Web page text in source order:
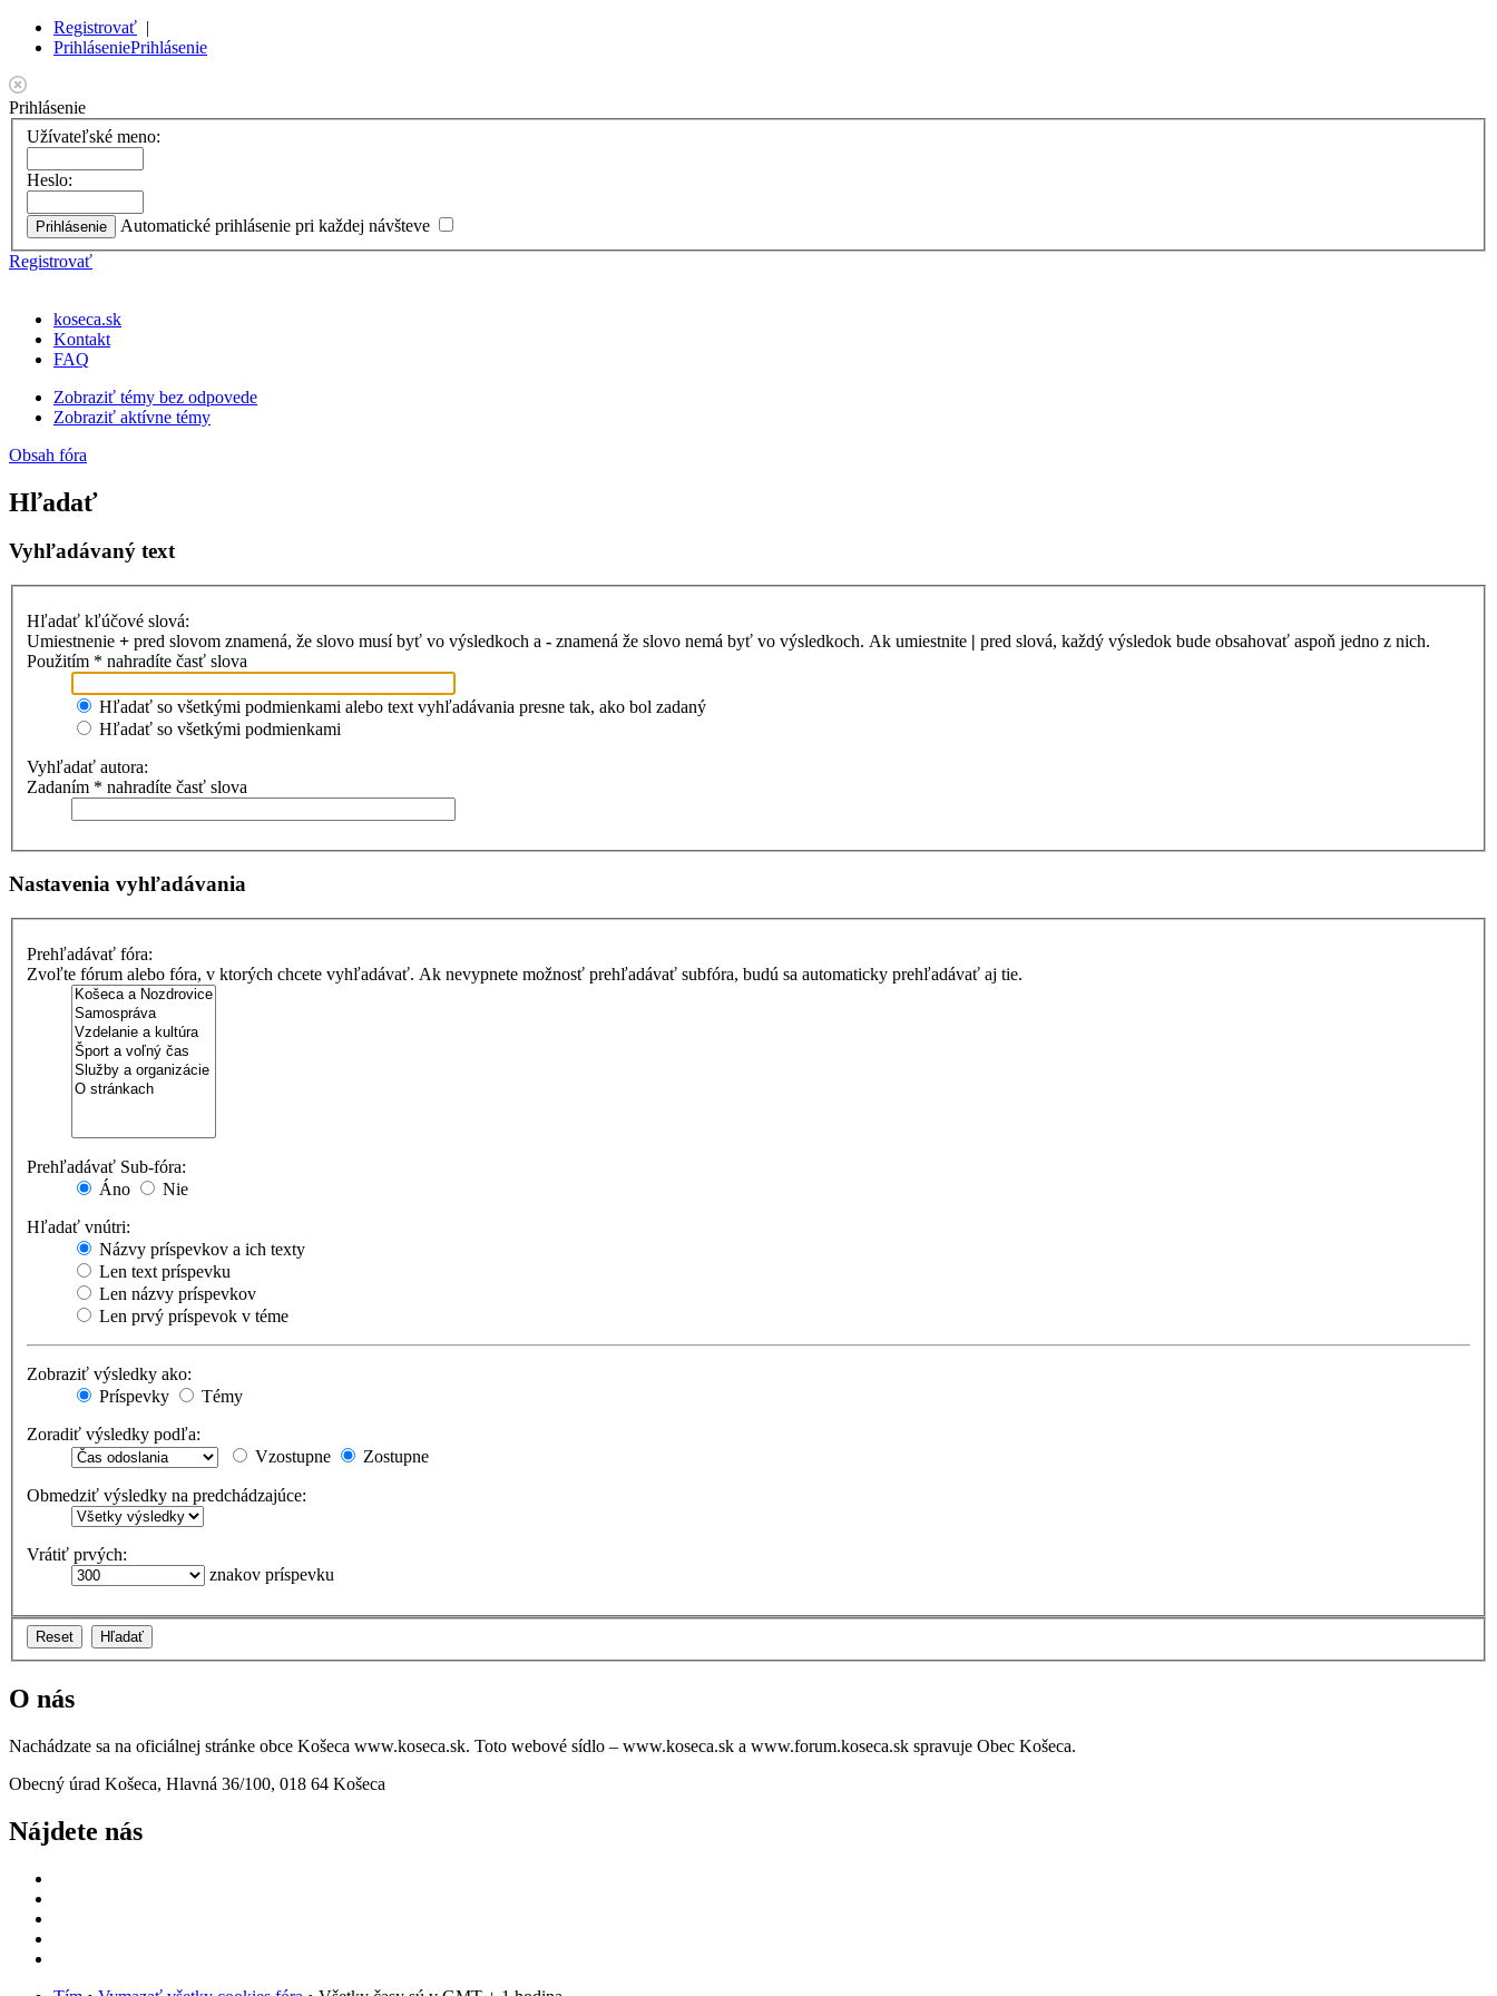
Registrovať |
PrihláseniePrihlásenie
Prihlásenie
Užívateľské meno:
Heslo:
Automatické prihlásenie pri každej návšteve
Registrovať
koseca.sk
Kontakt
FAQ
Zobraziť témy bez odpovede
Zobraziť aktívne témy
Obsah fóra
Hľadať
Vyhľadávaný text
Hľadať kľúčové slová:
Umiestnenie + pred slovom znamená, že slovo musí byť vo výsledkoch a - znamená že slovo nemá byť vo výsledkoch. Ak umiestnite | pred slová, každý výsledok bude obsahovať aspoň jedno z nich.
Použitím * nahradíte časť slova
Hľadať so všetkými podmienkami alebo text vyhľadávania presne tak, ako bol zadaný
Hľadať so všetkými podmienkami
Vyhľadať autora:
Zadaním * nahradíte časť slova
Nastavenia vyhľadávania
Prehľadávať fóra:
Zvoľte fórum alebo fóra, v ktorých chcete vyhľadávať. Ak nevypnete možnosť prehľadávať subfóra, budú sa automaticky prehľadávať aj tie.
Prehľadávať Sub-fóra:
Áno
Nie
Hľadať vnútri:
Názvy príspevkov a ich texty
Len text príspevku
Len názvy príspevkov
Len prvý príspevok v téme
Zobraziť výsledky ako:
Príspevky
Témy
Zoradiť výsledky podľa:
Vzostupne
Zostupne
Obmedziť výsledky na predchádzajúce:
Vrátiť prvých:
znakov príspevku
O nás
Nachádzate sa na oficiálnej stránke obce Košeca www.koseca.sk. Toto webové sídlo – www.koseca.sk a www.forum.koseca.sk spravuje Obec Košeca.
Obecný úrad Košeca, Hlavná 36/100, 018 64 Košeca
Nájdete nás